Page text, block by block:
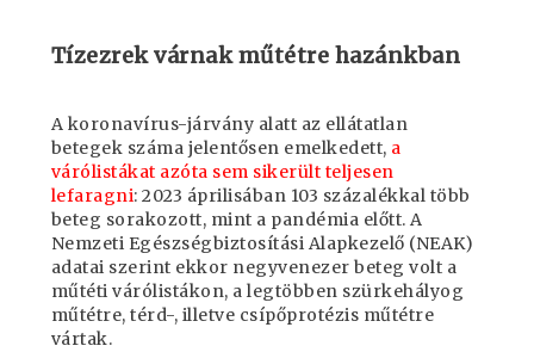
Tízezrek várnak műtétre hazánkban
A koronavírus-járvány alatt az ellátatlan
betegek száma jelentősen emelkedett, a
várólistákat azóta sem sikerült teljesen
lefaragni: 2023 áprilisában 103 százalékkal több
beteg sorakozott, mint a pandémia előtt. A
Nemzeti Egészségbiztosítási Alapkezelő (NEAK)
adatai szerint ekkor negyvenezer beteg volt a
műtéti várólistákon, a legtöbben szürkehályog
műtétre, térd-, illetve csípőprotézis műtétre
vártak.